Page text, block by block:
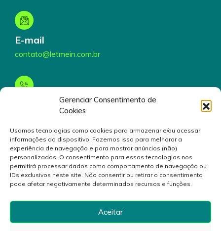
Gerenciar Consentimento de
Cookies
Usamos tecnologias como cookies para armazenar e/ou acessar
informações do dispositivo. Fazemos isso para melhorar a
experiência de navegação e para mostrar anúncios (não)
personalizados. O consentimento para essas tecnologias nos
permitirá processar dados como comportamento de navegação ou
IDs exclusivos neste site. Não consentir ou retirar o consentimento
pode afetar negativamente determinados recursos e funções.
Aceitar
E-mail
contato@letmein.com.br
© 2024 Inovativa Serviços de Tecnologia da Informação
S/A. Rua André Gonçalves, 130, Campinas, São Paulo
Brasil- CNPJ 28.119.227/0001-70